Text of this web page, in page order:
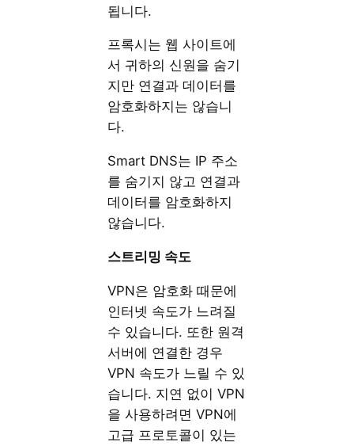
됩니다.
프록시는 웹 사이트에
서 귀하의 신원을 숨기
지만 연결과 데이터를
암호화하지는 않습니
다.
Smart DNS는 IP 주소
를 숨기지 않고 연결과
데이터를 암호화하지
않습니다.
스트리밍 속도
VPN은 암호화 때문에
인터넷 속도가 느려질
수 있습니다. 또한 원격
서버에 연결한 경우
VPN 속도가 느릴 수 있
습니다. 지연 없이 VPN
을 사용하려면 VPN에
고급 프로토콜이 있는